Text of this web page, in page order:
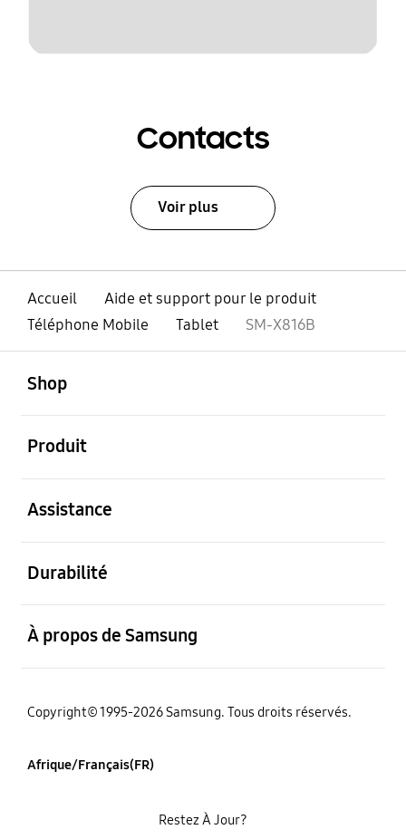
Contacts
Voir plus
Accueil
Aide et support pour le produit
Téléphone Mobile
Tablet SM-X816B
Shop
Produit
Assistance
Durabilité
À propos de Samsung
Copyright© 1995-2026 Samsung. Tous droits réservés.
Afrique/Français(FR)
Restez À Jour?